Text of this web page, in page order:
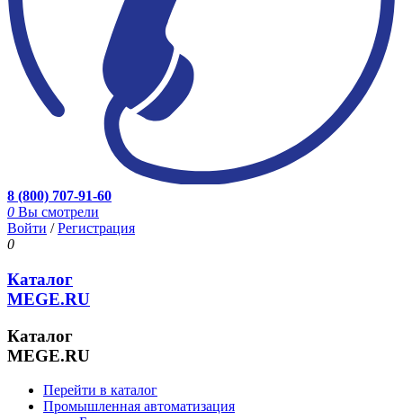
8 (800) 707-91-60
0 Вы смотрели
Войти /Регистрация
0
Каталог
MEGE.RU
Каталог
MEGE.RU
Перейти в каталог
Промышленная автоматизация